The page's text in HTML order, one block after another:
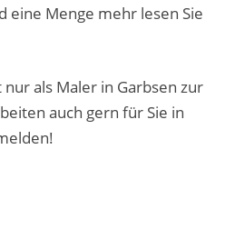
eine Menge mehr lesen Sie
als Maler in Garbsen zur
auch gern für Sie in